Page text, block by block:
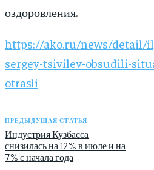
оздоровления.
https://ako.ru/news/detail/
sergey-tsivilev-obsudili-
otrasli
ПРЕДЫДУЩАЯ СТАТЬЯ
Индустрия Кузбасса
снизилась на 12% в июле и на
7% с начала года